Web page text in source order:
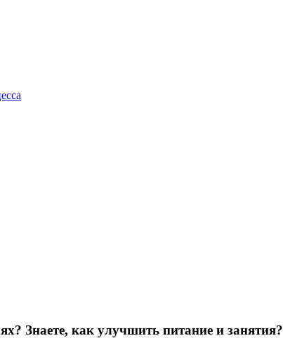
Знаете, как улучшить питание и занятия?